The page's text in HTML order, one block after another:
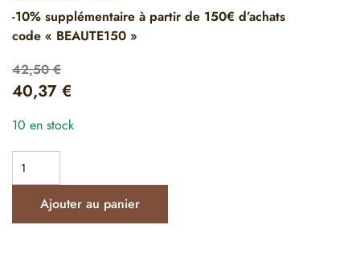
-10% supplémentaire à partir de 150€ d’achats
code « BEAUTE150 »
42,50€
40,37 €
10 en stock
Ajouter au panier